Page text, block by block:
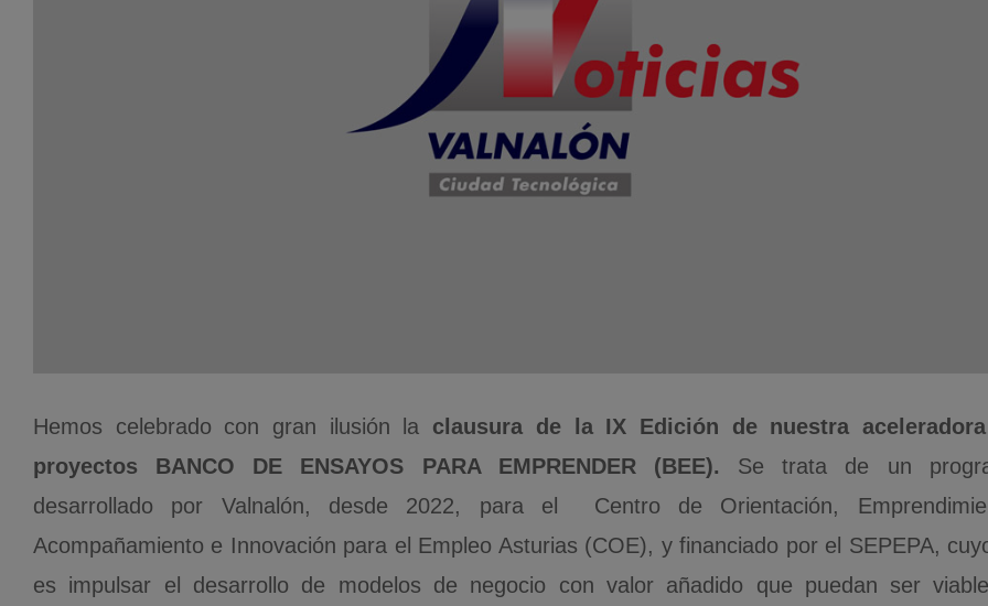
Hemos celebrado con gran ilusión la clausura de la IX Edición de nuestra
proyectos BANCO DE ENSAYOS PARA EMPRENDER (BEE). Se trata de un
desarrollado por Valnalón, desde 2022, para el Centro de Orientación,
Acompañamiento e Innovación para el Empleo Asturias (COE), y financiado por el SEPEPA,
es impulsar el desarrollo de modelos de negocio con valor añadido que puedan ser